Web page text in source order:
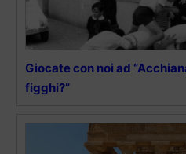
Giocate con noi ad
figghi?”